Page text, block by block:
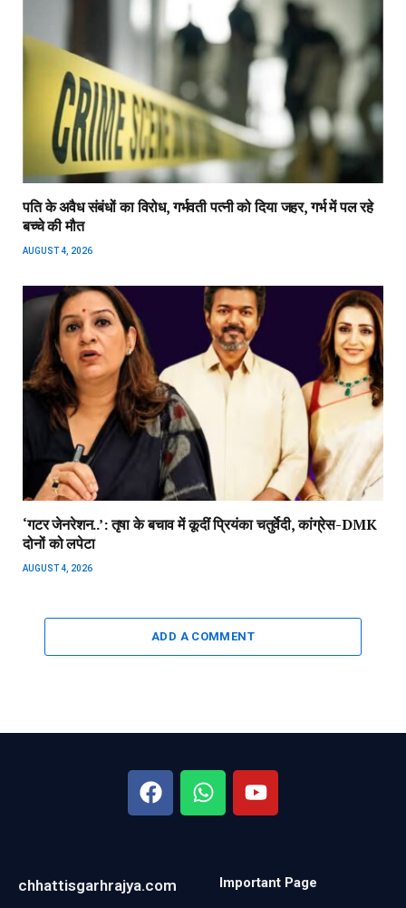
पति के अवैध संबंधों का विरोध, गर्भवती पत्नी को दिया जहर, गर्भ में पल रहे
बच्चे की मौत
AUGUST 4, 2026
‘गटर जेनरेशन..’: तृषा के बचाव में कूदीं प्रियंका चतुर्वेदी, कांग्रेस-DMK
दोनों को लपेटा
AUGUST 4, 2026
ADD A COMMENT
chhattisgarhrajya.com Important Page